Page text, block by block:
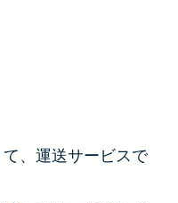
、運送サービスで